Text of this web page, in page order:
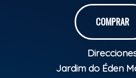
preparando uma edição
vibrante e inesquecível!
Não perca essa oportunidade
festa e uma energia única que
COMPRAR
Jardim do Éden